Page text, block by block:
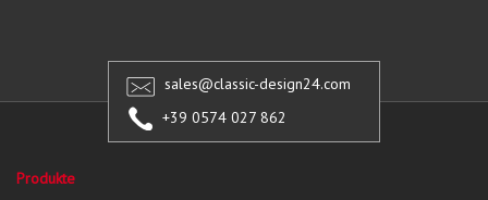
sales@classic-design24.com
+39 0574 027 862
Produkte